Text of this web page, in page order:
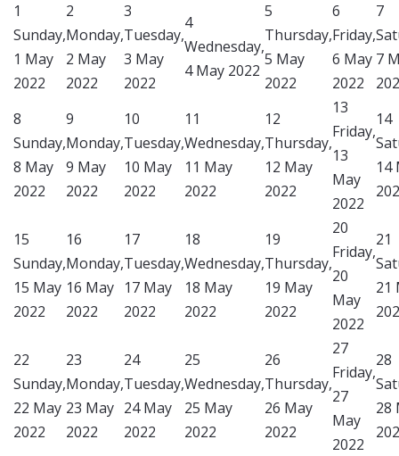
1
Sunday,
1 May
2022
2
Monday,
2 May
2022
3
Tuesday,
3 May
2022
4
Wednesday,
4 May 2022
5
Thursday,
5 May
2022
6
Friday,
6 May
2022
7
7
8
Sunday,
8 May
2022
9
Monday,
9 May
2022
10
Tuesday,
10 May
2022
11
Wednesday,
11 May
2022
12
Thursday,
12 May
2022
13
Friday,
13
May
2022
14
14
15
Sunday,
15 May
2022
16
Monday,
16 May
2022
17
Tuesday,
17 May
2022
18
Wednesday,
18 May
2022
19
Thursday,
19 May
2022
20
Friday,
20
May
2022
21
21
22
Sunday,
22 May
2022
23
Monday,
23 May
2022
24
Tuesday,
24 May
2022
25
Wednesday,
25 May
2022
26
Thursday,
26 May
2022
27
Friday,
27
May
2022
28
28